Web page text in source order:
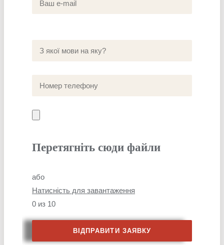
Перетягніть сюди файли
або
Натисність для завантаження
0 из 10